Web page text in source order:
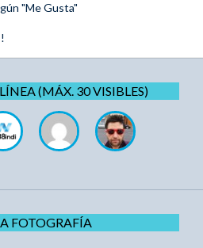
"Me Gusta"
(MÁX. 30 VISIBLES)
FOTOGRAFÍA